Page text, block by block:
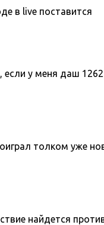
в live поставится
у меня даш
толком уже
найдется